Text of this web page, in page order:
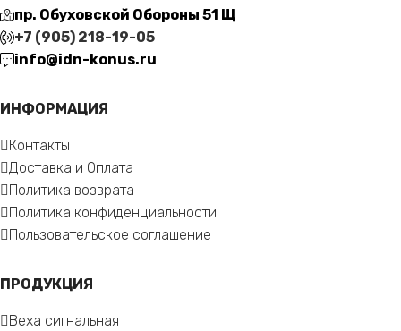
пр. Обуховской Обороны 51 Щ
+7 (905) 218-19-05
info@idn-konus.ru
ИНФОРМАЦИЯ
Контакты
Доставка и Оплата
Политика возврата
Политика конфиденциальности
Пользовательское соглашение
ПРОДУКЦИЯ
Веха сигнальная